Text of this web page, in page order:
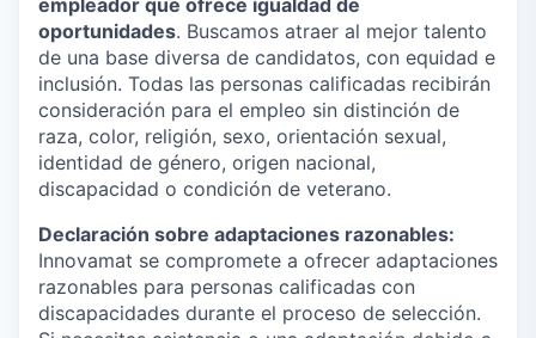
empleador que ofrece igualdad de
oportunidades. Buscamos atraer al mejor talento
de una base diversa de candidatos, con equidad e
inclusión. Todas las personas calificadas recibirán
consideración para el empleo sin distinción de
raza, color, religión, sexo, orientación sexual,
identidad de género, origen nacional,
discapacidad o condición de veterano.
Declaración sobre adaptaciones razonables:
Innovamat se compromete a ofrecer adaptaciones
razonables para personas calificadas con
discapacidades durante el proceso de selección.